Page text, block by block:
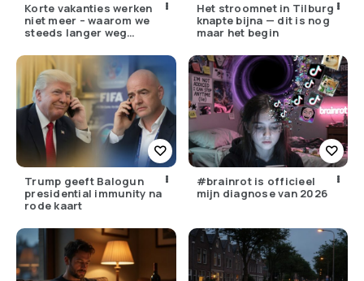
Korte vakanties werken
niet meer – waarom we
steeds langer weg
Het stroomnet in Tilburg
knapte bijna — dit is nog
maar het begin
Trump geeft Balogun
presidential immunity na
rode kaart
#brainrot is officieel
mijn diagnose van 2026